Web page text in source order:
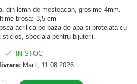
din lemn de mesteacan, grosime 4mm.
brosa: 3,5 cm
acrilica pe baza de apa si protejata cu
sticlos, speciala pentru bijuterii.
IN STOC
Marti, 11.08.2026